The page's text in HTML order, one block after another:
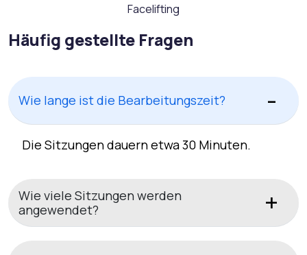
Facelifting
Häufig gestellte Fragen
Wie lange ist die Bearbeitungszeit?
Die Sitzungen dauern etwa 30 Minuten.
Wie viele Sitzungen werden
angewendet?